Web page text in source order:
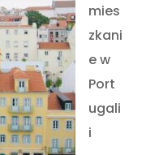
mies
zkani
e w
Port
ugali
i